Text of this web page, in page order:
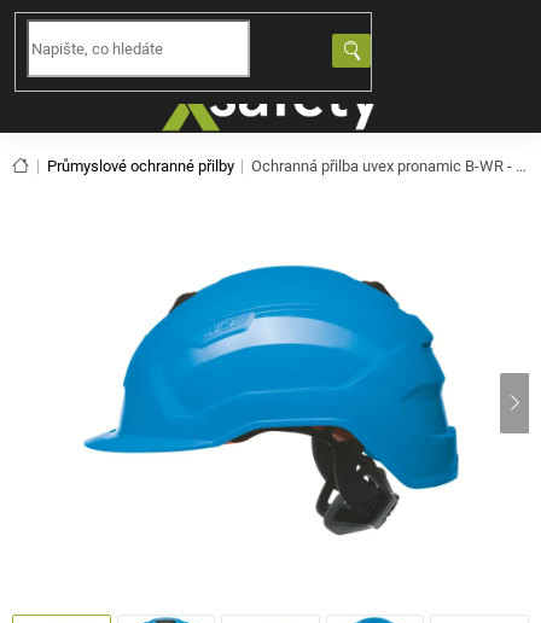
Přejít
obsah
Domů
Průmyslové ochranné přilby Ochranná přilba uvex pronamic B-WR - modrá